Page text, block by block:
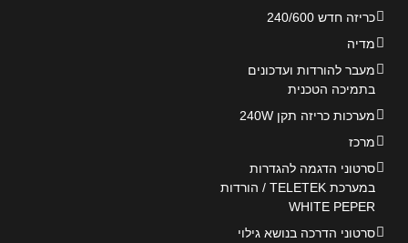
כריזה חדש 240/600
מדיה
מעבר להורדות ועדכונים
בתמיכה הטכנית
מערכות כריזה תקן 240W
מרכז
סרטוני הדגמה להגדרות
במערכת TELETEK / הורדות
WHITE PEPER
סרטוני הדרכה בנושא גילוי